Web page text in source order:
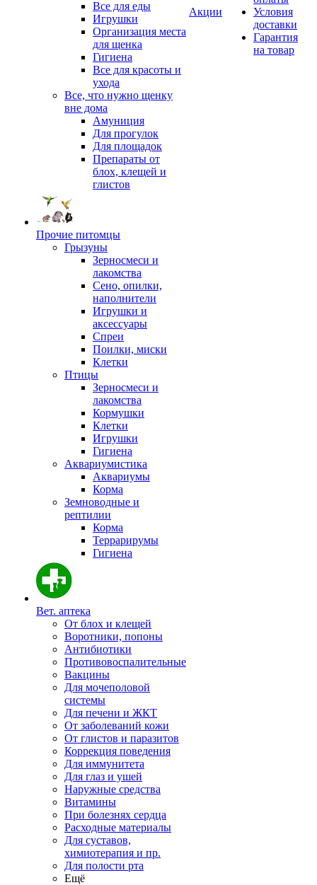
Все для еды
Игрушки
Организация места
для щенка
Гигиена
Все для красоты и
ухода
Все, что нужно щенку
вне дома
Амуниция
Для прогулок
Для площадок
Препараты от
блох, клещей и
глистов
Прочие питомцы
Грызуны
Зерносмеси и
лакомства
Сено, опилки,
наполнители
Игрушки и
аксессуары
Спреи
Поилки, миски
Клетки
Птицы
Зерносмеси и
лакомства
Кормушки
Клетки
Игрушки
Гигиена
Аквариумистика
Аквариумы
Корма
Земноводные и
рептилии
Корма
Террарирумы
Гигиена
Вет. аптека
От блох и клещей
Воротники, попоны
Антибиотики
Противовоспалительные
Вакцины
Для мочеполовой
системы
Для печени и ЖКТ
От заболеваний кожи
От глистов и паразитов
Коррекция поведения
Для иммунитета
Для глаз и ушей
Наружные средства
Витамины
При болезнях сердца
Расходные материалы
Для суставов,
химиотерапия и пр.
Для полости рта
Ещё
Акции
Условия
доставки
Гарантия
на товар